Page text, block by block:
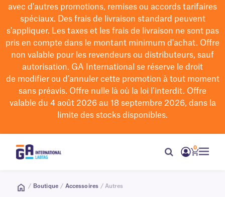
avec d'autres promotions, remises ou accords tarifaires
spéciaux. Des frais de livraison standard peuvent
s'appliquer. Les taxes et les frais de livraison ne sont pas
pris en compte dans le montant minimum d'achat. Offre
non valable pour les revendeurs ou distributeurs, sauf
autorisation. GA International se réserve le droit
de modifierou d’annuler cette promotion à tout moment
sans préavis. Offre nulle là où la loi l’interdit. Offre
valable du 4 août 2026 au 18 septembre 2026, dans la
limite des stocks disponibles.
0
/ Boutique / Accessoires / Autres